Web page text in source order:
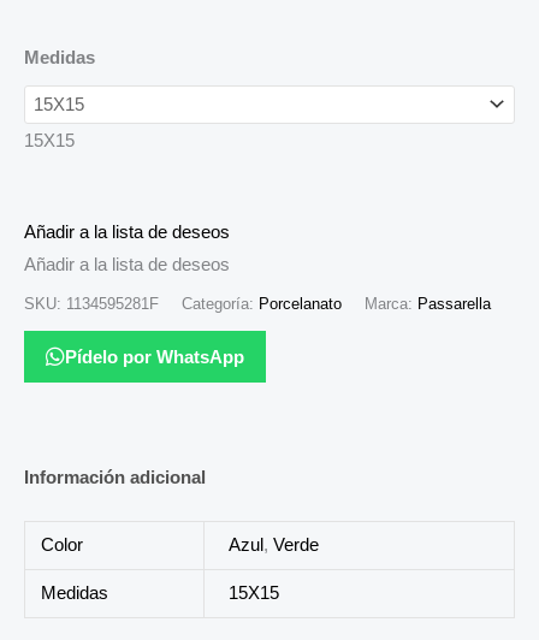
Medidas
15X15
Añadir a la lista de deseos
Añadir a la lista de deseos
SKU: 1134595281F Categoría: Porcelanato Marca: Passarella
Pídelo por WhatsApp
Información adicional
Color Azul, Verde
Medidas 15X15